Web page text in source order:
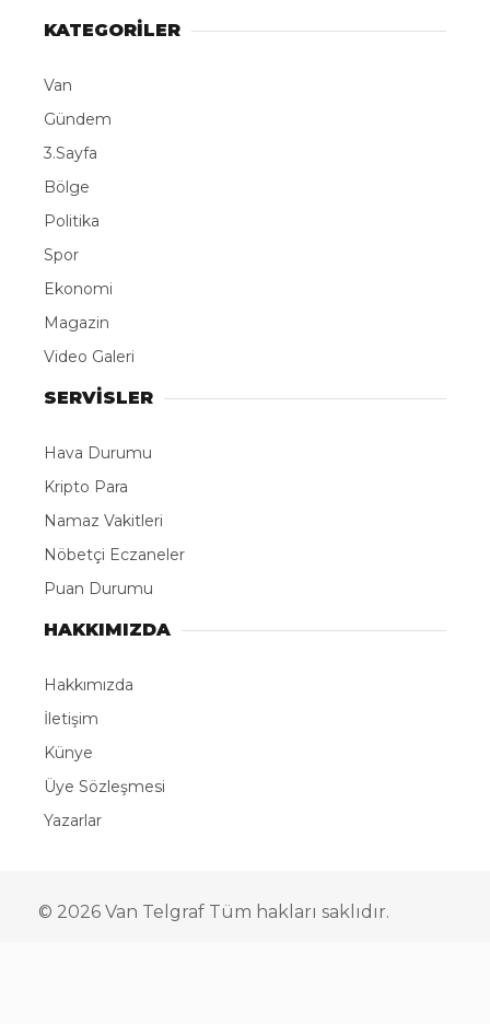
KATEGORİLER
Van
Gündem
3.Sayfa
Bölge
Politika
Spor
Ekonomi
Magazin
Video Galeri
SERVİSLER
Hava Durumu
Kripto Para
Namaz Vakitleri
Nöbetçi Eczaneler
Puan Durumu
HAKKIMIZDA
Hakkımızda
İletişim
Künye
Üye Sözleşmesi
Yazarlar
© 2026 Van Telgraf Tüm hakları saklıdır.